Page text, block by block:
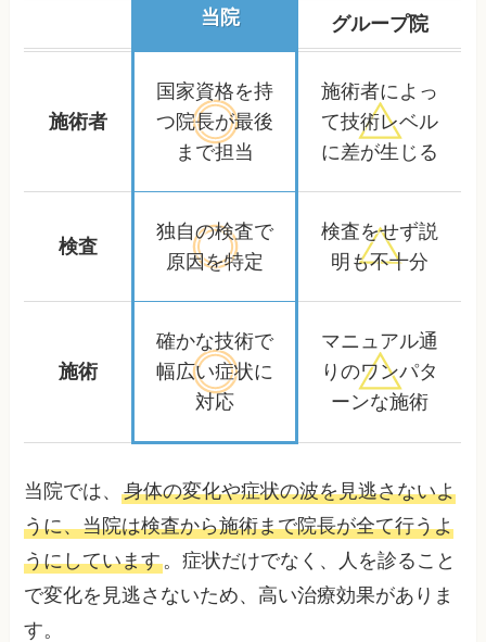
当院 グループ院
施術者
国家資格を持
つ院長が最後
まで担当
施術者によっ
て技術レベル
に差が生じる
検査
独自の検査で
原因を特定
検査をせず説
明も不十分
施術
確かな技術で
幅広い症状に
対応
マニュアル通
りのワンパタ
ーンな施術
当院では、身体の変化や症状の波を見逃さないよ
うに、当院は検査から施術まで院長が全て行うよ
うにしています。症状だけでなく、人を診ること
で変化を見逃さないため、高い治療効果がありま
す。